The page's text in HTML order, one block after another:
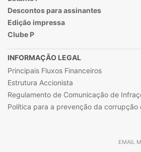
Descontos para assinantes
Edição impressa
Clube P
INFORMAÇÃO LEGAL
Principais Fluxos Financeiros
Estrutura Accionista
Regulamento de Comunicação de
Política para a prevenção da corrupção
EMAIL